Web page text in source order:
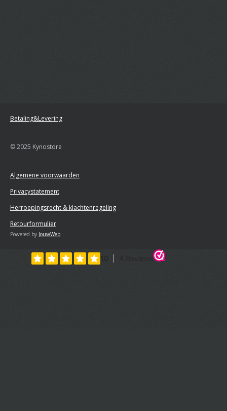
Betaling&Levering
© 2025 Kynostore
Algemene voorwaarden
Privacystatement
Herroepingsrecht & klachtenregeling
Retourformulier
Powered by JouwWeb